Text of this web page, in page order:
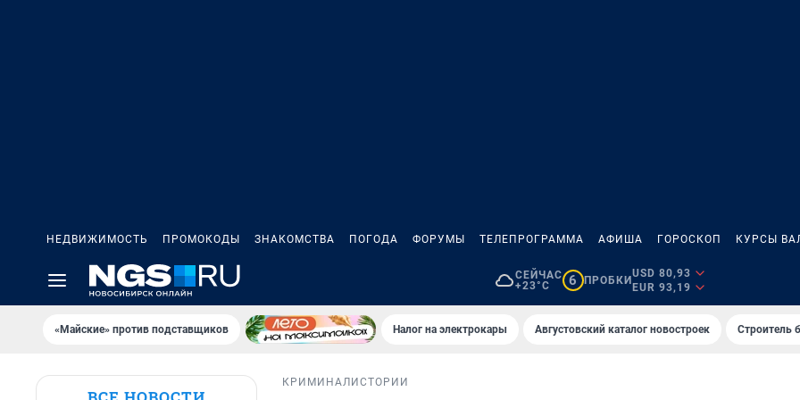
НЕДВИЖИМОСТЬ ПРОМОКОДЫ ЗНАКОМСТВА ПОГОДА ФОРУМЫ ТЕЛЕПРОГРАММА АФИША ГОРОСКОП КУРСЫ
СЕЙЧАС
+23°C
6 ПРОБКИ
USD 80,93
EUR 93,19
«Майские» против подставщиков Налог на электрокары Августовский каталог новостроек Строитель
КРИМИНАЛ ИСТОРИИ